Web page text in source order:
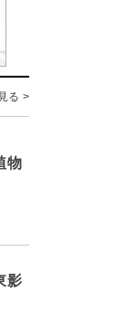
る >
物
影